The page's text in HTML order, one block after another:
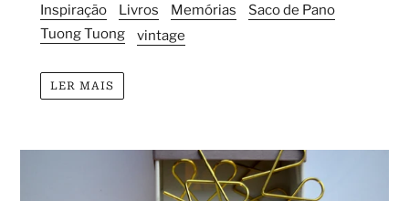
Inspiração
Livros Memórias
Saco de Pano
Tuong Tuong
vintage
LER MAIS